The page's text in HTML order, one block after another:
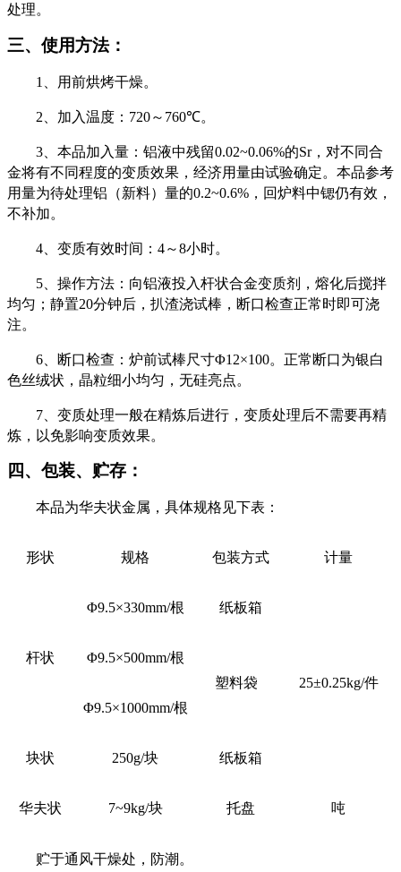
处理。
三、使用方法：
1 、用前烘烤干燥。
2 、加入温度： 720～ 760℃。
3 、本品加入量：铝液中残留0.02~0.06%的Sr，对不同合
金将有不同程度的变质效果，经济用量由试验确定。本品参考
用量为待处理铝（新料）量的0.2~0.6% ，回炉料中锶仍有效，
不补加。
4 、变质有效时间： 4～8小时。
5 、操作方法：向铝液投入杆状合金变质剂，熔化后搅拌
均匀；静置20分钟后，扒渣浇试棒，断口检查正常时即可浇
注。
6 、断口检查：炉前试棒尺寸Φ12×100。正常断口为银白
色丝绒状，晶粒细小均匀，无硅亮点。
7 、变质处理一般在精炼后进行，变质处理后不需要再精
炼，以免影响变质效果。
四、包装、贮存：
本品为华夫状金属，具体规格见下表：
形状 规格 包装方式 计量
杆状
Φ9.5×330mm/根 纸板箱
25±0.25kg/件
Φ9.5×500mm/根
塑料袋
Φ9.5×1000mm/根
块状 250g/块 纸板箱
华夫状 7~9kg/块 托盘 吨
贮于通风干燥处，防潮。